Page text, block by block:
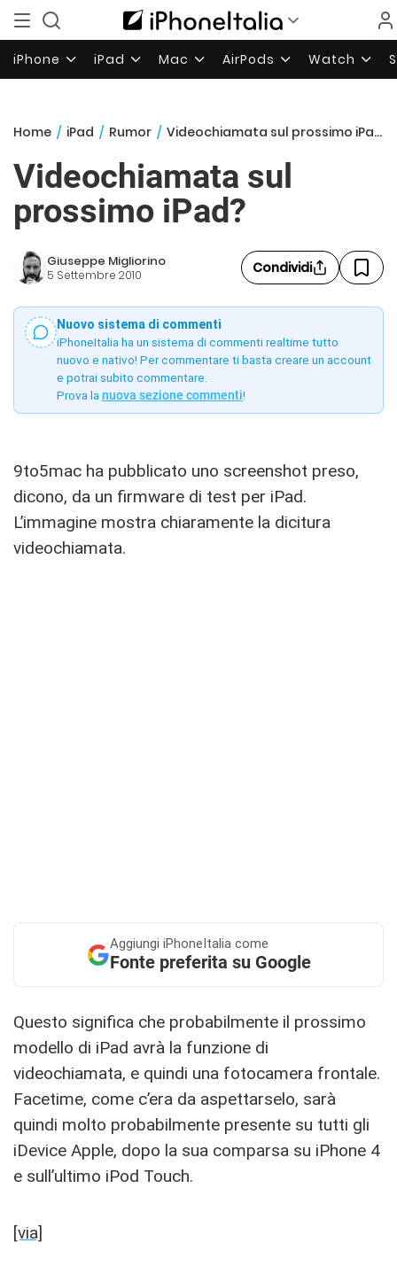
iPhone iPad Mac AirPods Watch
Home / iPad / Rumor / Videochiamata sul prossimo iPad?
Videochiamata sul
prossimo iPad?
Giuseppe Migliorino
5 Settembre 2010 Condividi
Nuovo sistema di commenti
iPhoneItalia ha un sistema di commenti realtime tutto
nuovo e nativo! Per commentare ti basta creare un account
e potrai subito commentare.
Prova la nuova sezione commenti!
9to5mac ha pubblicato uno screenshot preso,
dicono, da un firmware di test per iPad.
L’immagine mostra chiaramente la dicitura
videochiamata.
Aggiungi iPhoneItalia come
Fonte preferita su Google
Questo significa che probabilmente il prossimo
modello di iPad avrà la funzione di
videochiamata, e quindi una fotocamera frontale.
Facetime, come c’era da aspettarselo, sarà
quindi molto probabilmente presente su tutti gli
iDevice Apple, dopo la sua comparsa su iPhone 4
e sull’ultimo iPod Touch.
[via]